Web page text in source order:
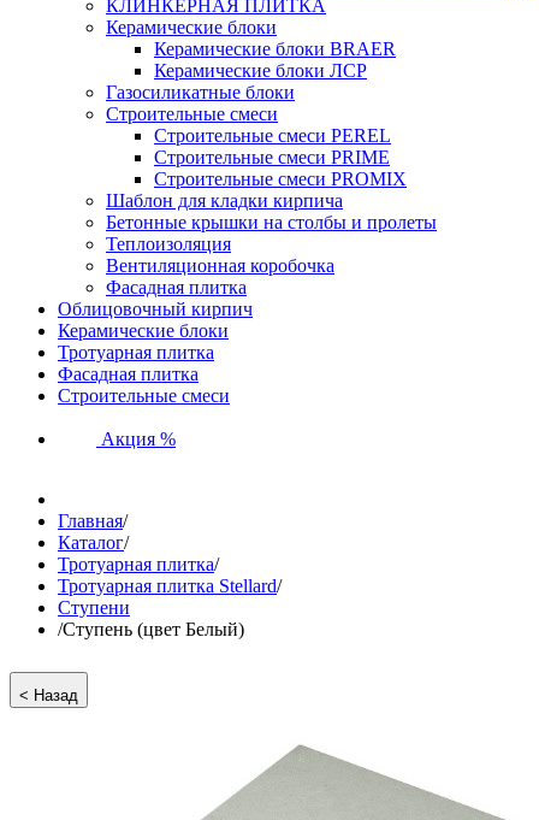
КЛИНКЕРНАЯ ПЛИТКА
Керамические блоки
Керамические блоки BRAER
Керамические блоки ЛСР
Газосиликатные блоки
Строительные смеси
Строительные смеси PEREL
Строительные смеси PRIME
Строительные смеси PROMIX
Шаблон для кладки кирпича
Бетонные крышки на столбы и пролеты
Теплоизоляция
Вентиляционная коробочка
Фасадная плитка
Облицовочный кирпич
Керамические блоки
Тротуарная плитка
Фасадная плитка
Строительные смеси
Акция %
Главная/
Каталог/
Тротуарная плитка/
Тротуарная плитка Stellard/
Ступени
/Ступень (цвет Белый)